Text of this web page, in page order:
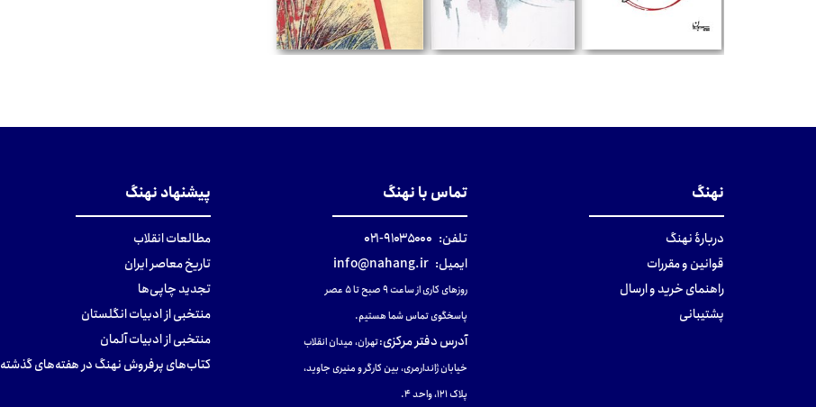
نهنگ
دربارهٔ نهنگ
قوانین و مقررات
راهنمای خرید و ارسال
پشتیبانی
تماس با نهنگ
تلفن: ۹۱۰۳۵۰۰۰-۰۲۱
ایمیل: info@nahang.ir
روزهای کاری از ساعت ۹ صبح تا ۵ عصر
پاسخگوی تماس شما هستیم.
آدرس دفتر مرکزی:تهران، میدان انقلاب
خیابان ژاندارمری، بین کارگر و منیری جاوید،
پلاک 121، واحد ۴.
پیشنهاد نهنگ
مطالعات انقلاب
تاریخ معاصر ایران
تجدید چاپی‌ها
منتخبی از ادبیات انگلستان
منتخبی از ادبیات آلمان
کتاب‌های پرفروش نهنگ در هفته‌های گذشته